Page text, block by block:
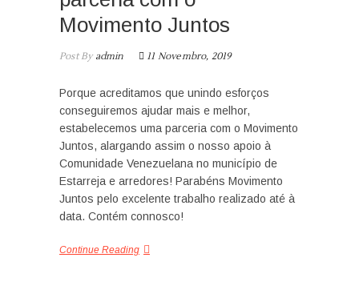
Movimento Juntos
Post Byadmin 11 Novembro, 2019
Porque acreditamos que unindo esforços
conseguiremos ajudar mais e melhor,
estabelecemos uma parceria com o Movimento
Juntos, alargando assim o nosso apoio à
Comunidade Venezuelana no município de
Estarreja e arredores! Parabéns Movimento
Juntos pelo excelente trabalho realizado até à
data. Contém connosco!
Continue Reading